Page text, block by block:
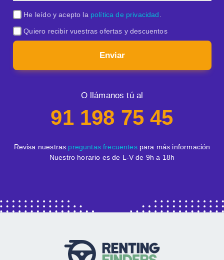
He leído y acepto la política de privacidad
Quiero recibir vuestras ofertas y descuentos
Enviar
O llámanos tú al
91 198 75 45
Revisa nuestras preguntas frecuentespara más información
Nuestro horario es de L-V de 9h a 18h